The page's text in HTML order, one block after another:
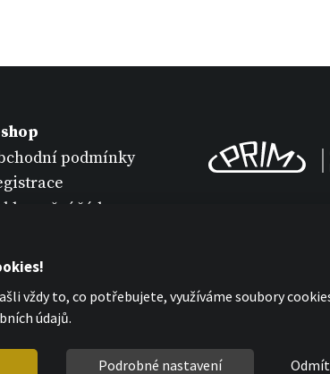
podmínky
řád
hodinek
vždy to, co potřebujete, využíváme soubory
údajů.
Podrobné nastavení